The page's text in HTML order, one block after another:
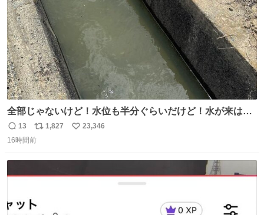
全部じゃないけど！水位も半分ぐらいだけど！水が来はじ
めたよ！！！ 作業してくれた方々ありがとーーー
ー！！！！！！！！！！！！！！！！！！！！！！！！！
返
信
13
リ
ポ
1,827
い
23,346
16時間前